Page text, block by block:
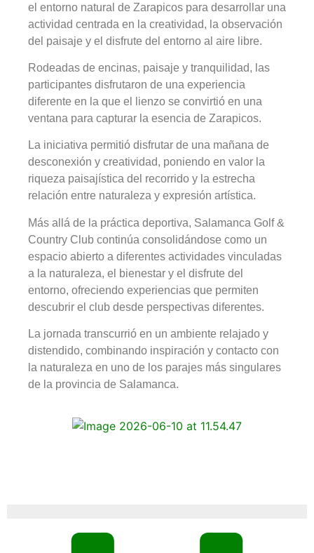
el entorno natural de Zarapicos para desarrollar una
actividad centrada en la creatividad, la observación
del paisaje y el disfrute del entorno al aire libre.
Rodeadas de encinas, paisaje y tranquilidad, las
participantes disfrutaron de una experiencia
diferente en la que el lienzo se convirtió en una
ventana para capturar la esencia de Zarapicos.
La iniciativa permitió disfrutar de una mañana de
desconexión y creatividad, poniendo en valor la
riqueza paisajística del recorrido y la estrecha
relación entre naturaleza y expresión artística.
Más allá de la práctica deportiva, Salamanca Golf &
Country Club continúa consolidándose como un
espacio abierto a diferentes actividades vinculadas
a la naturaleza, el bienestar y el disfrute del
entorno, ofreciendo experiencias que permiten
descubrir el club desde perspectivas diferentes.
La jornada transcurrió en un ambiente relajado y
distendido, combinando inspiración y contacto con
la naturaleza en uno de los parajes más singulares
de la provincia de Salamanca.